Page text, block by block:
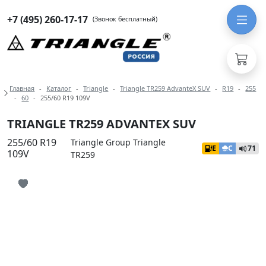
+7 (495) 260-17-17 (Звонок бесплатный)
Навигация по разделам модели
Главная Каталог Triangle Triangle TR259 AdvanteX SUV R19
255
60
255/60 R19 109V
TRIANGLE TR259 ADVANTEX SUV
255/60 R19
109V
Triangle Group Triangle
TR259
E C 71